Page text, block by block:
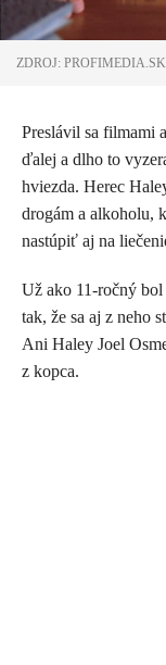
ZDROJ: PROFIMEDIA.SK
Preslávil sa filmami
ďalej a dlho to
hviezda. Herec
drogám a alkoholu,
nastúpiť aj na
Už ako 11-ročný
tak, že sa aj z neho
Ani Haley Joel
z kopca.